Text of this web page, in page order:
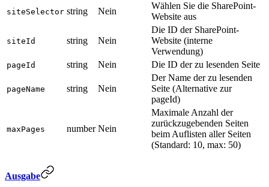
siteSelector string Nein
Wählen Sie die SharePoint-
Website aus
siteId string Nein
Die ID der SharePoint-
Website (interne
Verwendung)
pageId string Nein Die ID der zu lesenden Seite
pageName string Nein
Der Name der zu lesenden
Seite (Alternative zur
pageId)
maxPages number Nein
Maximale Anzahl der
zurückzugebenden Seiten
beim Auflisten aller Seiten
(Standard: 10, max: 50)
Ausgabe